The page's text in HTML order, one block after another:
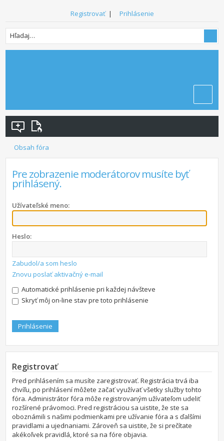
Registrovať| Prihlásenie
Obsah fóra
Pre zobrazenie moderátorov musíte byť
prihlásený.
Užívateľské meno:
Heslo:
Zabudol/a som heslo
Znovu poslať aktivačný e-mail
Automatické prihlásenie pri každej návšteve
Skryť môj on-line stav pre toto prihlásenie
Registrovať
Pred prihlásením sa musíte zaregistrovať. Registrácia trvá iba
chvíľu, po prihlásení môžete začať využívať všetky služby tohto
fóra. Administrátor fóra môže registrovaným užívateľom udeliť
rozšírené právomoci. Pred registráciou sa uistite, že ste sa
oboznámili s našimi podmienkami pre užívanie fóra a s ďalšími
pravidlami a ujednaniami. Zároveň sa uistite, že si prečítate
akékoľvek pravidlá, ktoré sa na fóre objavia.